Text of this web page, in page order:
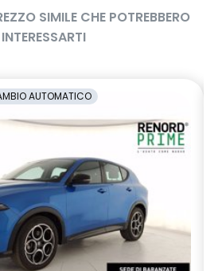
SIMILE CHE POTREBBERO
INTERESSARTI
AUTOMATICO